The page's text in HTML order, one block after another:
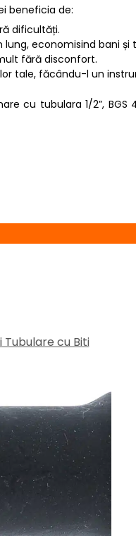
beneficia de:
dificultăți.
economisind bani
fără disconfort.
tale, făcându-l un
cu tubulara 1/2”, BGS
Tubulare cu Biti